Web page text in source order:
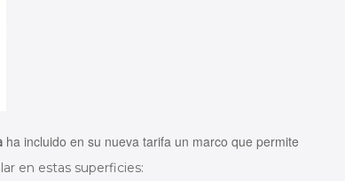
ha incluido en su nueva tarifa un marco que permite
en estas superficies: